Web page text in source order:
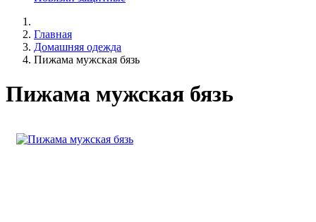
Главная
Домашняя одежда
Пижама мужская бязь
Пижама мужская бязь